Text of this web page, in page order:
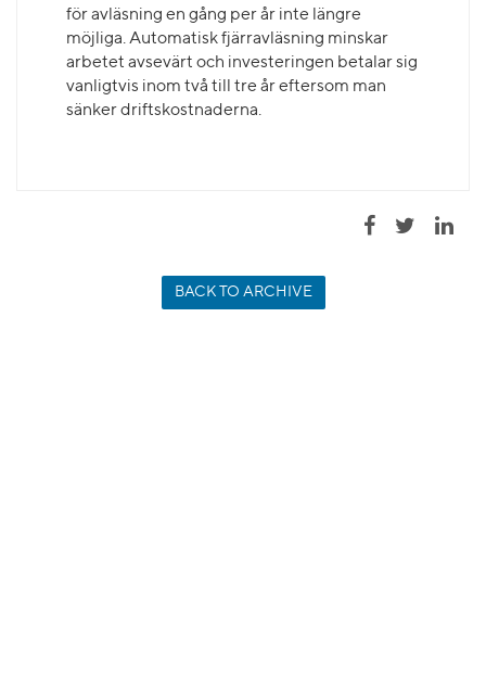
för avläsning en gång per år inte längre
möjliga. Automatisk fjärravläsning minskar
arbetet avsevärt och investeringen betalar sig
vanligtvis inom två till tre år eftersom man
sänker driftskostnaderna.
BACK TO ARCHIVE